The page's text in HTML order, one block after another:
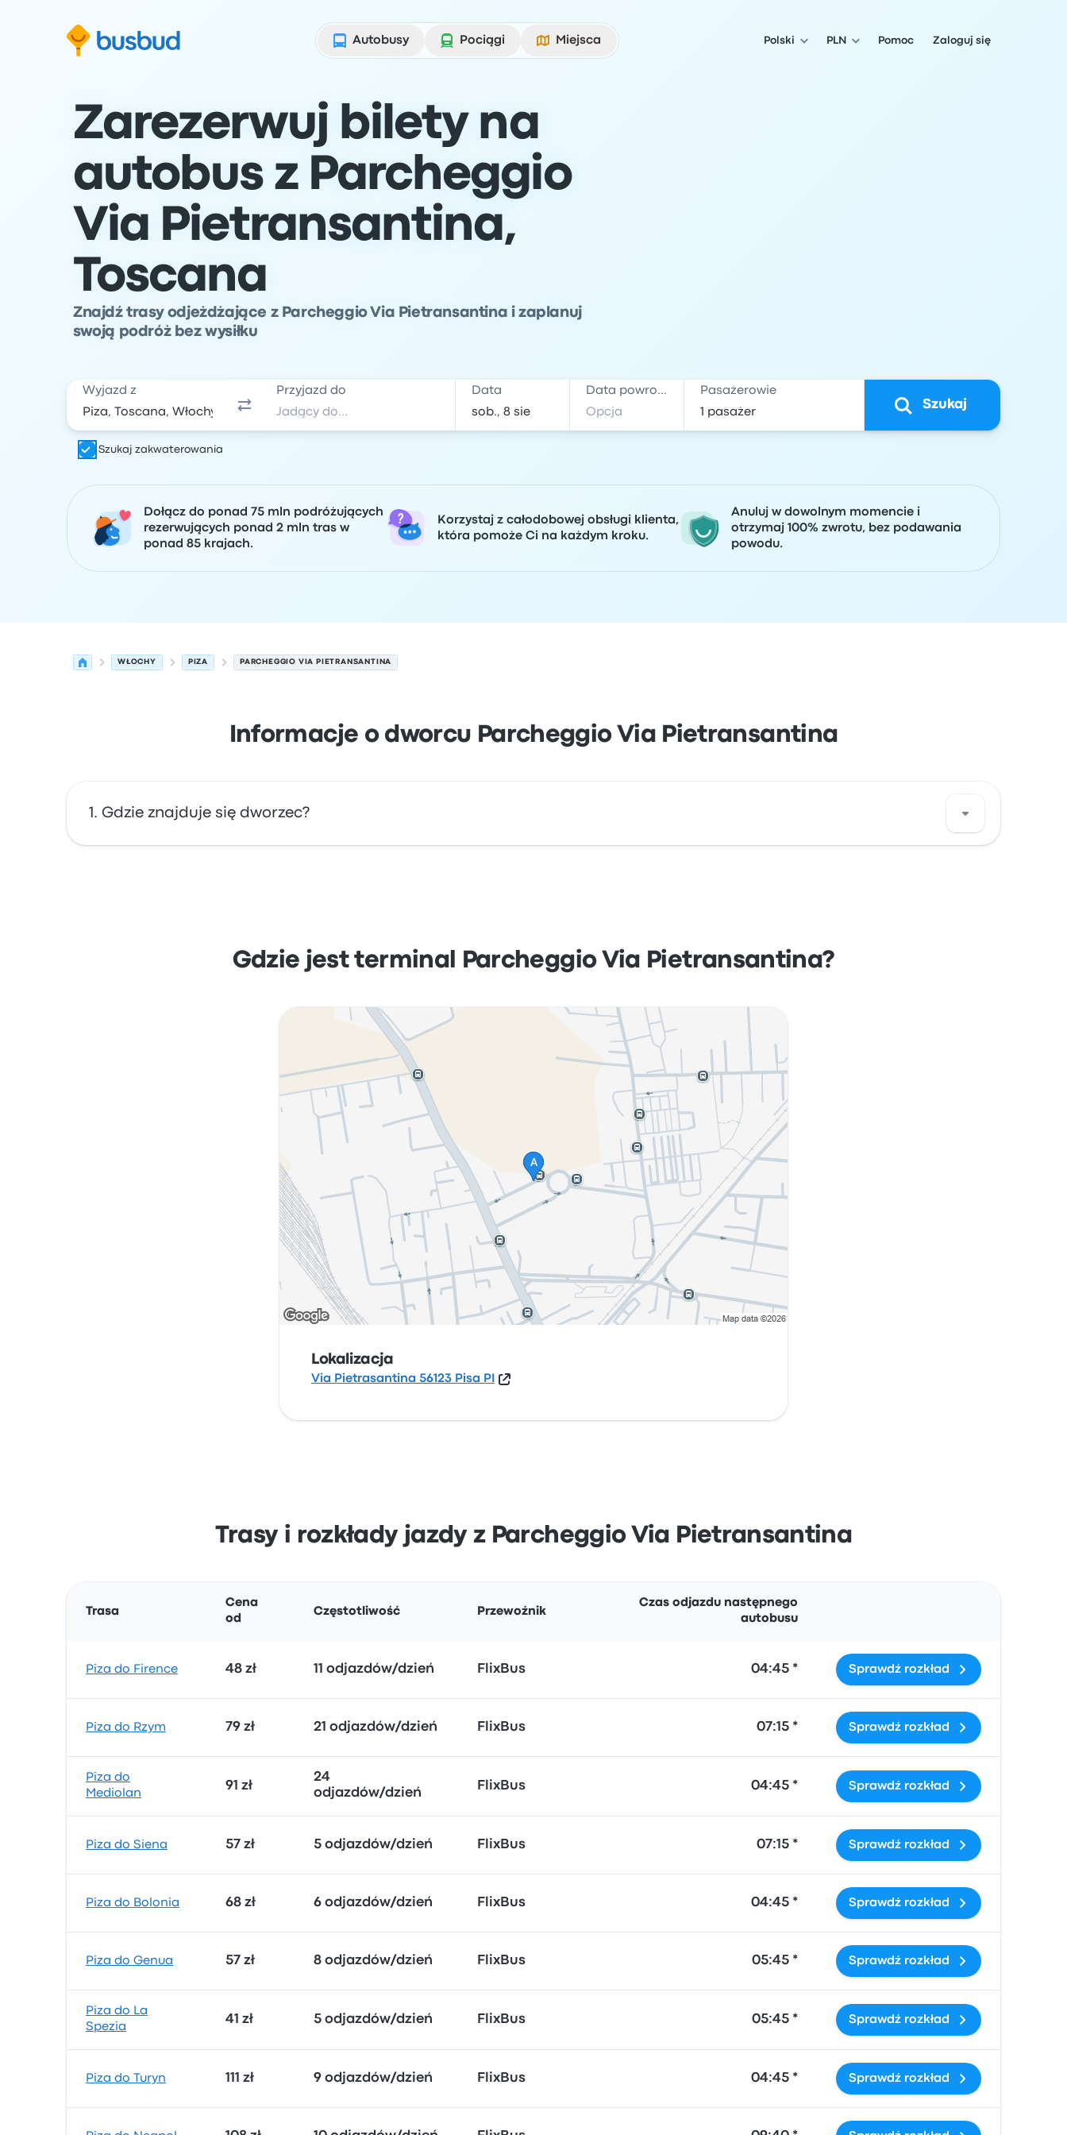
Autobusy
Pociągi Miejsca Polski PLN Pomoc Zaloguj się
Zarezerwuj bilety na
autobus z Parcheggio
Via Pietransantina,
Toscana
Znajdź trasy odjeżdżające z Parcheggio Via Pietransantina i zaplanuj
swoją podróż bez wysiłku
Wyjazd z Przyjazd do Data Data powrotu Pasażerowie
Szukaj
Szukaj zakwaterowania
Dołącz do ponad 75 mln podróżujących
rezerwujących ponad 2 mln tras w
ponad 85 krajach.
Korzystaj z całodobowej obsługi klienta,
która pomoże Ci na każdym kroku.
Anuluj w dowolnym momencie i
otrzymaj 100% zwrotu, bez podawania
powodu.
WŁOCHY PIZA PARCHEGGIO VIA PIETRANSANTINA
Informacje o dworcu Parcheggio Via Pietransantina
Gdzie znajduje się dworzec?
Gdzie jest terminal Parcheggio Via Pietransantina?
Lokalizacja
Via Pietrasantina 56123 Pisa PI
Trasy i rozkłady jazdy z Parcheggio Via Pietransantina
Trasa
Cena
od
Częstotliwość Przewoźnik
Czas odjazdu następnego
autobusu
Piza do Firence 48 zł 11 odjazdów/dzień FlixBus 04:45 * Sprawdź rozkład
Piza do Rzym 79 zł 21 odjazdów/dzień FlixBus 07:15 * Sprawdź rozkład
Piza do
Mediolan
91 zł
24
odjazdów/dzień
FlixBus 04:45 * Sprawdź rozkład
Piza do Siena 57 zł 5 odjazdów/dzień FlixBus 07:15 * Sprawdź rozkład
Piza do Bolonia 68 zł 6 odjazdów/dzień FlixBus 04:45 * Sprawdź rozkład
Piza do Genua 57 zł 8 odjazdów/dzień FlixBus 05:45 * Sprawdź rozkład
Piza do La
Spezia
41 zł 5 odjazdów/dzień FlixBus 05:45 * Sprawdź rozkład
Piza do Turyn 111 zł 9 odjazdów/dzień FlixBus 04:45 * Sprawdź rozkład